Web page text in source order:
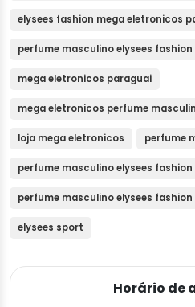
elysees fashion mega eletronicos
perfume masculino elysees fashion
mega eletronicos paraguai
mega eletronicos perfume
loja mega eletronicos perfume
perfume masculino elysees
perfume masculino elysees
elysees sport
Horário de